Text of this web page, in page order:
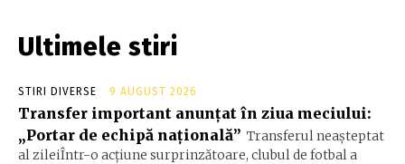
Ultimele stiri
STIRI DIVERSE 9 AUGUST 2026
Transfer important anunțat în ziua meciului:
„Portar de echipă națională” Transferul neașteptat
al zileiÎntr-o acțiune surprinzătoare, clubul de fotbal a